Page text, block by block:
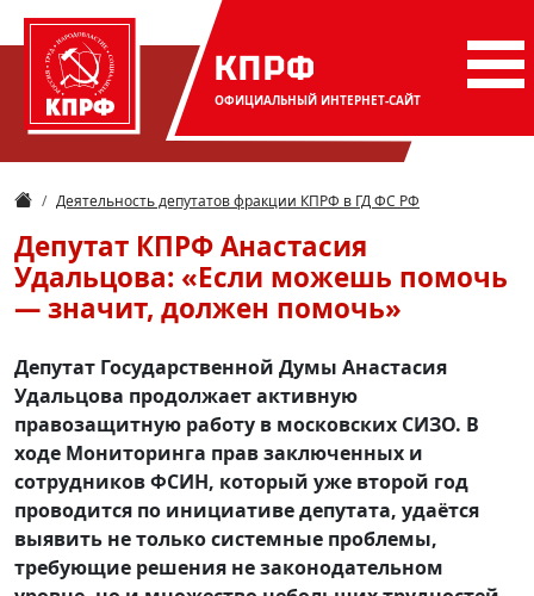
КПРФ
ОФИЦИАЛЬНЫЙ ИНТЕРНЕТ-САЙТ
Деятельность депутатов фракции КПРФ в ГД ФС РФ
Депутат КПРФ Анастасия
Удальцова: «Если можешь помочь
— значит, должен помочь»
Депутат Государственной Думы Анастасия
Удальцова продолжает активную
правозащитную работу в московских СИЗО. В
ходе Мониторинга прав заключенных и
сотрудников ФСИН, который уже второй год
проводится по инициативе депутата, удаётся
выявить не только системные проблемы,
требующие решения не законодательном